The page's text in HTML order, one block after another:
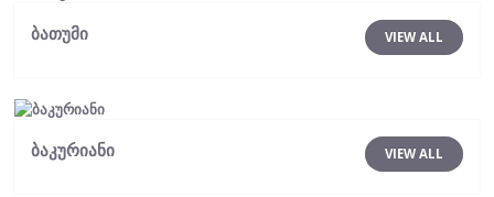
VIEW ALL
ბათუმი
VIEW ALL
ბაკურიანი